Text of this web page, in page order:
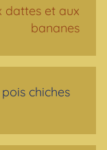
dattes et aux
bananes
chiches